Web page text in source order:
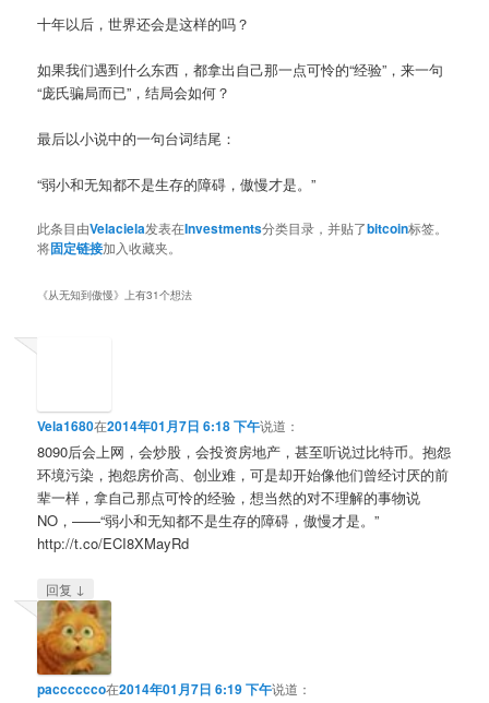
十年以后，世界还会是这样的吗？
如果我们遇到什么东西，都拿出自己那一点可怜的“经验”，来一句
“庞氏骗局而已”，结局会如何？
最后以小说中的一句台词结尾：
“弱小和无知都不是生存的障碍，傲慢才是。”
此条目由Velaciela发表在Investments分类目录，并贴了bitcoin标签。
将固定链接加入收藏夹。
《从无知到傲慢》上有31个想法
Vela1680在2014年01月7日 6:18 下午说道：
8090后会上网，会炒股，会投资房地产，甚至听说过比特币。抱怨
环境污染，抱怨房价高、创业难，可是却开始像他们曾经讨厌的前
辈一样，拿自己那点可怜的经验，想当然的对不理解的事物说
NO，——“弱小和无知都不是生存的障碍，傲慢才是。”
http://t.co/ECI8XMayRd
回复 ↓
pacccccco在2014年01月7日 6:19 下午说道：